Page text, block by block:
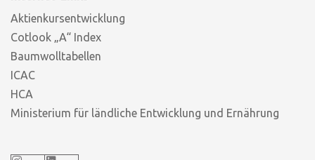
Aktienkursentwicklung
Cotlook „A“ Index
Baumwolltabellen
ICAC
HCA
Ministerium für ländliche Entwicklung und Ernährung